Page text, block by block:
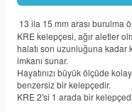
13 ila 15 mm arası burulma
KRE kelepçesi, ağır aletler
halatı son uzunluğuna kadar
imkanı sunar.
Hayatınızı büyük ölçüde
benzersiz bir kelepçedir.
KRE 2'si 1 arada bir